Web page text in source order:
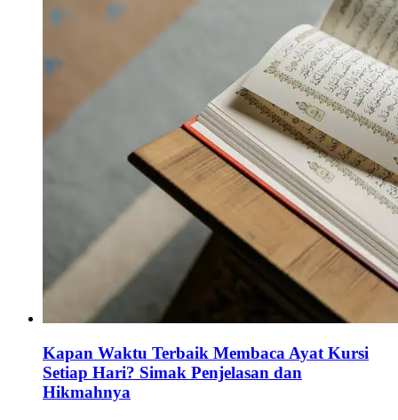
Kapan Waktu Terbaik Membaca Ayat Kursi
Setiap Hari? Simak Penjelasan dan
Hikmahnya